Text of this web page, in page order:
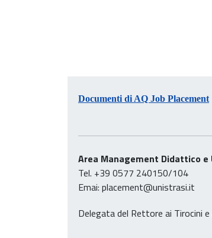
Documenti di AQ Job Placement
Area Management Didattico e
Tel. +39 0577 240150/104
Emai: placement@unistrasi.it
Delegata del Rettore ai Tirocini